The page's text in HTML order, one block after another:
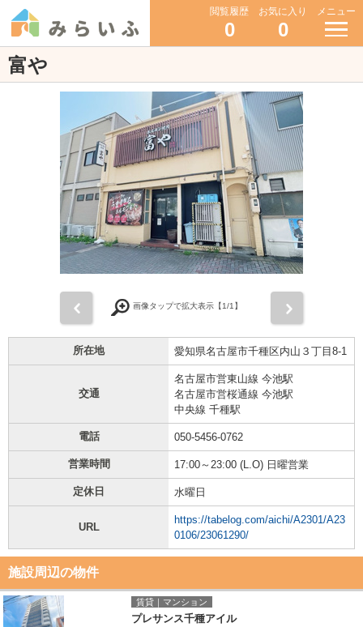
閲覧履歴
0
お気に入り
0
メニュー
富や
画像タップで拡大表示【1/1】
所在地 愛知県名古屋市千種区内山３丁目8-1
交通
名古屋市営東山線 今池駅
名古屋市営桜通線 今池駅
中央線 千種駅
電話 050-5456-0762
営業時間 17:00～23:00 (L.O) 日曜営業
定休日 水曜日
URL
https://tabelog.com/aichi/A2301/A23
0106/23061290/
施設周辺の物件
賃貸｜マンション
プレサンス千種アイル